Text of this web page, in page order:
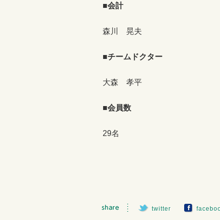
■会計
森川 晃夫
■チームドクター
大森 孝平
■会員数
29名
twitter